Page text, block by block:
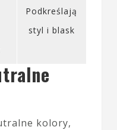
Podkreślają
styl i blask
kolory,